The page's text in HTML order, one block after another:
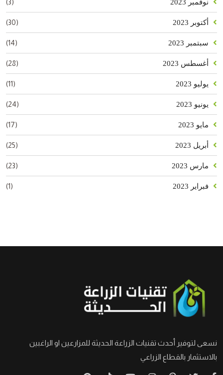
نوفمبر 2023 (3)
أكتوبر 2023 (30)
سبتمبر 2023 (14)
أغسطس 2023 (28)
يوليو 2023 (11)
يونيو 2023 (24)
مايو 2023 (17)
أبريل 2023 (25)
مارس 2023 (23)
فبراير 2023 (1)
نسعى لتوفير أحدث تقنيات الزراعة الحديثة للمزارعين او الراغبين
بالاستثمار بالقطاع الزراعي